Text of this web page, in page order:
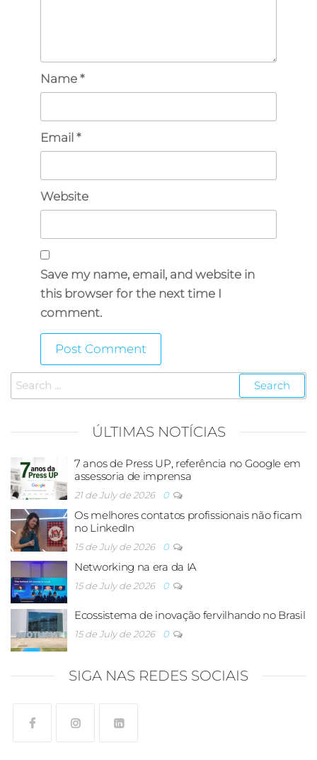
Name *
Email *
Website
Save my name, email, and website in
this browser for the next time I
comment.
ÚLTIMAS NOTÍCIAS
7 anos de Press UP, referência no Google em
assessoria de imprensa
21 de July de 2026 0
Os melhores contatos profissionais não ficam
no LinkedIn
15 de July de 2026 0
Networking na era da IA
15 de July de 2026 0
Ecossistema de inovação fervilhando no Brasil
15 de July de 2026 0
SIGA NAS REDES SOCIAIS